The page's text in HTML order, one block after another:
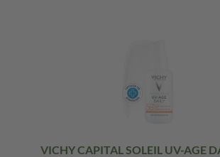
VICHY CAPITAL SOLEIL UV-AGE